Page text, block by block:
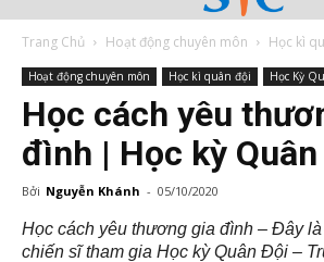
Trang Chủ Hoạt động chuyên môn Học kì
Hoạt động chuyên môn Học kì quân đội Học Kỳ
Học cách yêu
đình | Học kỳ
Bởi Nguyễn Khánh - 05/10/2020
Học cách yêu thương gia đình – Đây
chiến sĩ tham gia Học kỳ Quân Đội –